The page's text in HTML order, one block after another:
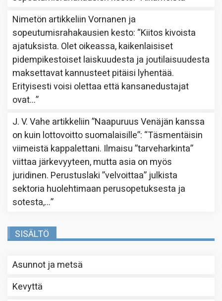
Nimetön artikkeliinVornanen ja
sopeutumisrahakausien kesto: “Kiitos kivoista
ajatuksista. Olet oikeassa, kaikenlaisiset
pidempikestoiset laiskuudesta ja joutilaisuudesta
maksettavat kannusteet pitäisi lyhentää.
Erityisesti voisi olettaa että kansanedustajat
ovat…”
J. V. Vahe artikkeliin”Naapuruus Venäjän kanssa
on kuin lottovoitto suomalaisille”: “Täsmentäisin
viimeistä kappalettani. Ilmaisu ”tarveharkinta”
viittaa järkevyyteen, mutta asia on myös
juridinen. Perustuslaki ”velvoittaa” julkista
sektoria huolehtimaan perusopetuksesta ja
sotesta,…”
SISÄLTÖ
Asunnot ja metsä
Kevyttä